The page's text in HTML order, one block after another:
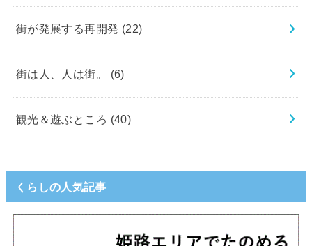
街が発展する再開発 (22)
街は人、人は街。 (6)
観光＆遊ぶところ (40)
くらしの人気記事